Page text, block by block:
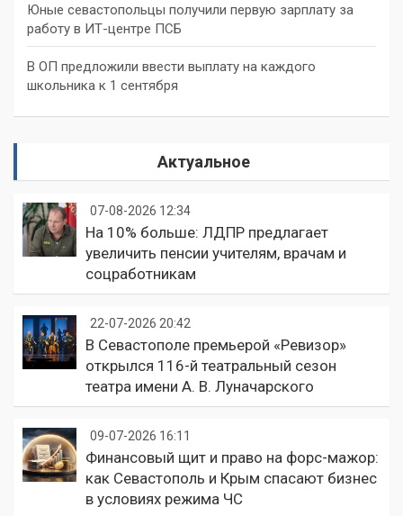
Юные севастопольцы получили первую зарплату за
работу в ИТ-центре ПСБ
В ОП предложили ввести выплату на каждого
школьника к 1 сентября
Актуальное
07-08-2026 12:34
На 10% больше: ЛДПР предлагает
увеличить пенсии учителям, врачам и
соцработникам
22-07-2026 20:42
В Севастополе премьерой «Ревизор»
открылся 116-й театральный сезон
театра имени А. В. Луначарского
09-07-2026 16:11
Финансовый щит и право на форс-мажор:
как Севастополь и Крым спасают бизнес
в условиях режима ЧС